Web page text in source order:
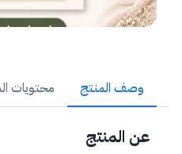
وصف المنتج محتويات
عن المنتج